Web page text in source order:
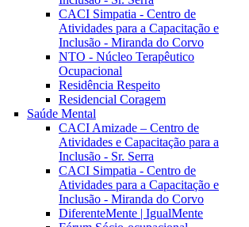
CACI Simpatia - Centro de
Atividades para a Capacitação e
Inclusão - Miranda do Corvo
NTO - Núcleo Terapêutico
Ocupacional
Residência Respeito
Residencial Coragem
Saúde Mental
CACI Amizade – Centro de
Atividades e Capacitação para a
Inclusão - Sr. Serra
CACI Simpatia - Centro de
Atividades para a Capacitação e
Inclusão - Miranda do Corvo
DiferenteMente | IgualMente